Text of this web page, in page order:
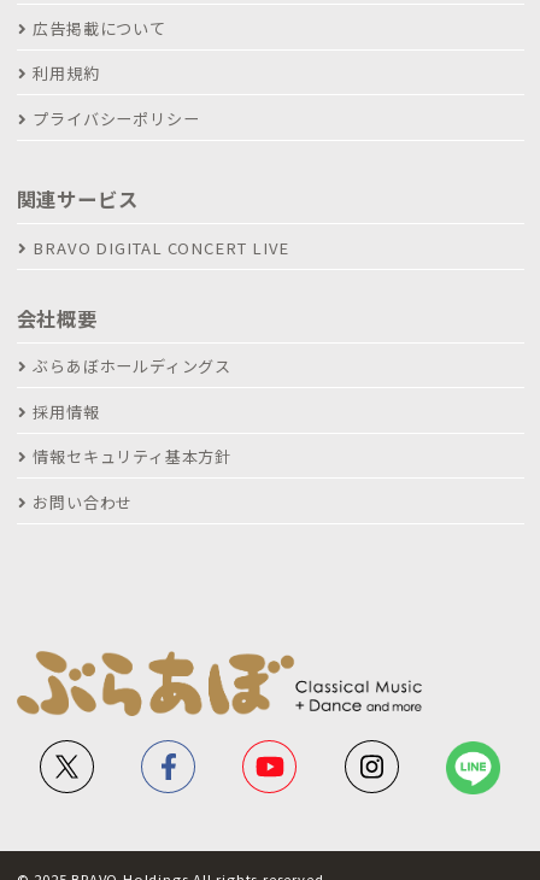
広告掲載について
利用規約
プライバシーポリシー
関連サービス
BRAVO DIGITAL CONCERT LIVE
会社概要
ぶらあぼホールディングス
採用情報
情報セキュリティ基本方針
お問い合わせ